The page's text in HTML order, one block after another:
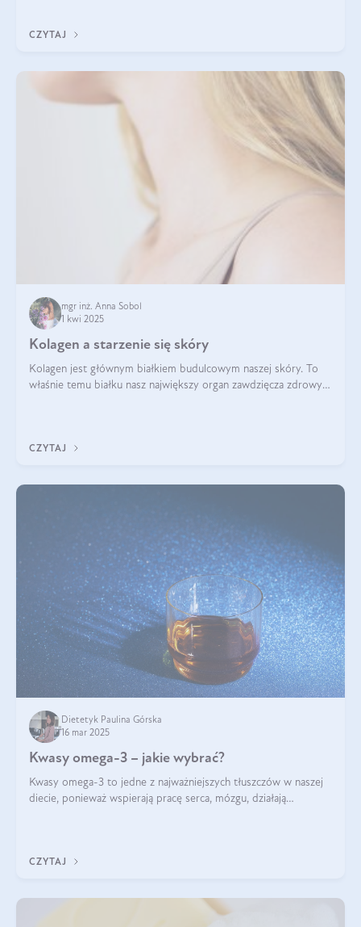
CZYTAJ
mgr inż. Anna Sobol
1 kwi 2025
Kolagen a starzenie się skóry
Kolagen jest głównym białkiem budulcowym naszej skóry. To
właśnie temu białku nasz największy organ zawdzięcza zdrowy
CZYTAJ
Dietetyk Paulina Górska
16 mar 2025
Kwasy omega-3 – jakie wybrać?
Kwasy omega-3 to jedne z najważniejszych tłuszczów w naszej
diecie, ponieważ wspierają pracę serca, mózgu, działają
CZYTAJ